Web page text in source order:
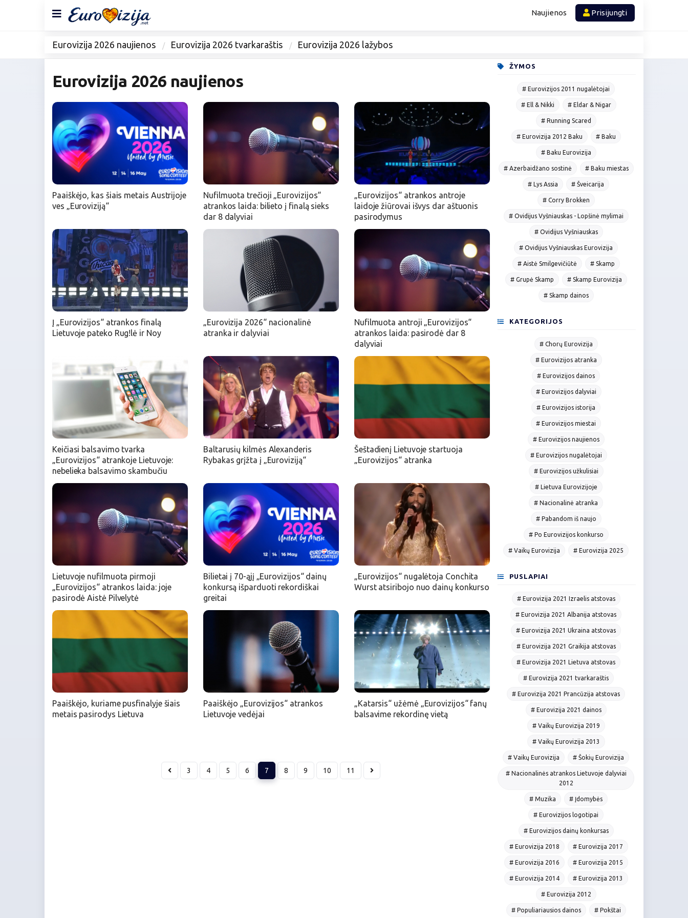
Naujienos Prisijungti
Eurovizija 2026 naujienos Eurovizija 2026 tvarkaraštis Eurovizija 2026 lažybos
Eurovizija 2026 naujienos
Paaiškėjo, kas šiais metais Austrijoje
ves „Euroviziją“
Nufilmuota trečioji „Eurovizijos“
atrankos laida: bilieto į finalą sieks
dar 8 dalyviai
„Eurovizijos“ atrankos antroje
laidoje žiūrovai išvys dar aštuonis
pasirodymus
Į „Eurovizijos“ atrankos finalą
Lietuvoje pateko Rug!lė ir Noy
„Eurovizija 2026“ nacionalinė
atranka ir dalyviai
Nufilmuota antroji „Eurovizijos“
atrankos laida: pasirodė dar 8
dalyviai
Keičiasi balsavimo tvarka
„Eurovizijos“ atrankoje Lietuvoje:
nebelieka balsavimo skambučiu
Baltarusių kilmės Alexanderis
Rybakas grįžta į „Euroviziją“
Šeštadienį Lietuvoje startuoja
„Eurovizijos“ atranka
Lietuvoje nufilmuota pirmoji
„Eurovizijos“ atrankos laida: joje
pasirodė Aistė Pilvelytė
Bilietai į 70-ąjį „Eurovizijos“ dainų
konkursą išparduoti rekordiškai
greitai
„Eurovizijos“ nugalėtoja Conchita
Wurst atsiribojo nuo dainų konkurso
Paaiškėjo, kuriame pusfinalyje šiais
metais pasirodys Lietuva
Paaiškėjo „Eurovizijos“ atrankos
Lietuvoje vedėjai
„Katarsis“ užėmė „Eurovizijos“ fanų
balsavime rekordinę vietą
3 4 5 6 7 8 9 10 11
ŽYMOS
# Eurovizijos 2011 nugalėtojai
# Ell & Nikki # Eldar & Nigar
# Running Scared
# Eurovizija 2012 Baku # Baku
# Baku Eurovizija
# Azerbaidžano sostinė # Baku miestas
# Lys Assia # Šveicarija
# Corry Brokken
# Ovidijus Vyšniauskas - Lopšinė mylimai
# Ovidijus Vyšniauskas
# Ovidijus Vyšniauskas Eurovizija
# Aistė Smilgevičiūtė # Skamp
# Grupė Skamp # Skamp Eurovizija
# Skamp dainos
KATEGORIJOS
# Chorų Eurovizija
# Eurovizijos atranka
# Eurovizijos dainos
# Eurovizijos dalyviai
# Eurovizijos istorija
# Eurovizijos miestai
# Eurovizijos naujienos
# Eurovizijos nugalėtojai
# Eurovizijos užkulisiai
# Lietuva Eurovizijoje
# Nacionalinė atranka
# Pabandom iš naujo
# Po Eurovizijos konkurso
# Vaikų Eurovizija # Eurovizija 2025
PUSLAPIAI
# Eurovizija 2021 Izraelis atstovas
# Eurovizija 2021 Albanija atstovas
# Eurovizija 2021 Ukraina atstovas
# Eurovizija 2021 Graikija atstovas
# Eurovizija 2021 Lietuva atstovas
# Eurovizija 2021 tvarkaraštis
# Eurovizija 2021 Prancūzija atstovas
# Eurovizija 2021 dainos
# Vaikų Eurovizija 2019
# Vaikų Eurovizija 2013
# Vaikų Eurovizija # Šokių Eurovizija
# Nacionalinės atrankos Lietuvoje dalyviai
2012
# Muzika # Įdomybės
# Eurovizijos logotipai
# Eurovizijos dainų konkursas
# Eurovizija 2018 # Eurovizija 2017
# Eurovizija 2016 # Eurovizija 2015
# Eurovizija 2014 # Eurovizija 2013
# Eurovizija 2012
# Populiariausios dainos # Pokštai